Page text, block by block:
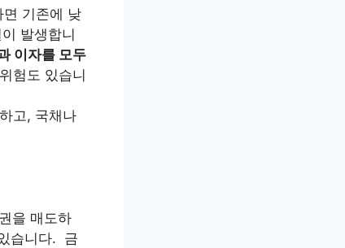
기존에 낮
발생합니
이자를 모두
험도 있습니
하고, 국채나
을 매도하
습니다.
금